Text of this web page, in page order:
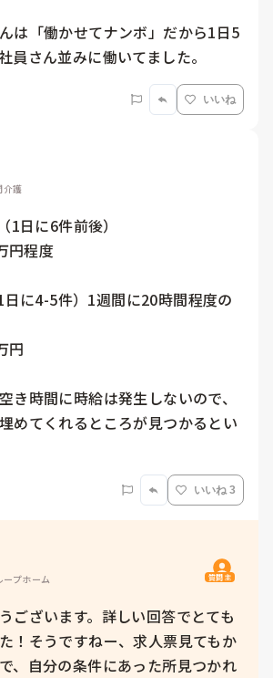
は「働かせてナンボ」だから1日5
員さん並みに働いてました。
いいね
介護
1日に6件前後）
円程度
に4-5件）1週間に20時間程度の
円
き時間に時給は発生しないので、
めてくれるところが見つかるとい
いいね 3
プホーム 質問主
ございます。詳しい回答でとても
！そうですねー、求人票見てもか
、自分の条件にあった所見つかれ